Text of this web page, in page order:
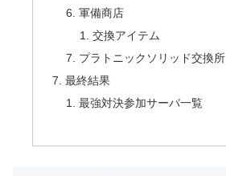
軍備商店
交換アイテム
プラトニックソリッド交換所
最終結果
最強対決参加サーバ一覧